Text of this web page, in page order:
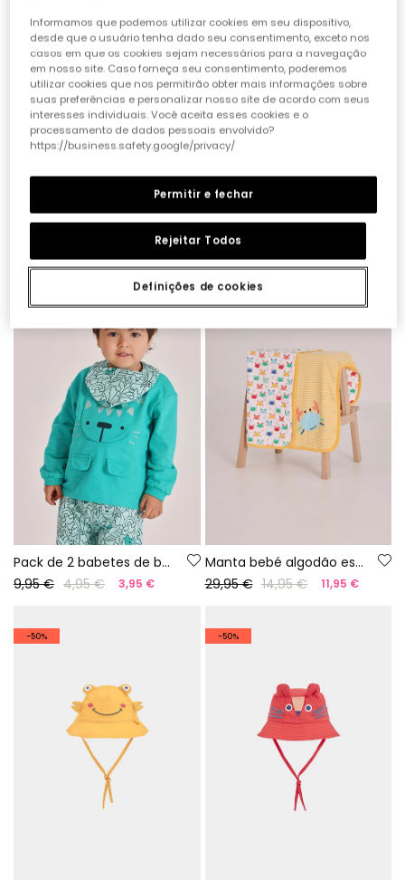
Gorro bebé castanho
Boné bebé xadrez verde
12,95 €
-60%
Pack de 2 babetes de bebé em algodão estampado
9,95 € 4,95 € 3,95 €
Manta bebé algodão estampado
29,95 € 14,95 € 11,95 €
-50% -50%
Informamos que podemos utilizar cookies em seu dispositivo,
desde que o usuário tenha dado seu consentimento, exceto nos
casos em que os cookies sejam necessários para a navegação
em nosso site. Caso forneça seu consentimento, poderemos
utilizar cookies que nos permitirão obter mais informações sobre
suas preferências e personalizar nosso site de acordo com seus
interesses individuais. Você aceita esses cookies e o
processamento de dados pessoais envolvido?
https://business.safety.google/privacy/
Definições de cookies
Rejeitar Todos
Permitir e fechar